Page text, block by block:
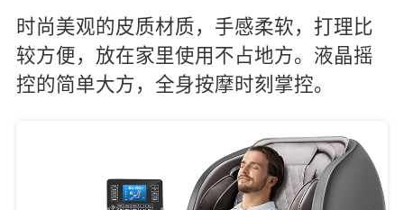
时尚美观的皮质材质，手感柔软，打理比
较方便，放在家里使用不占地方。液晶摇
控的简单大方，全身按摩时刻掌控。